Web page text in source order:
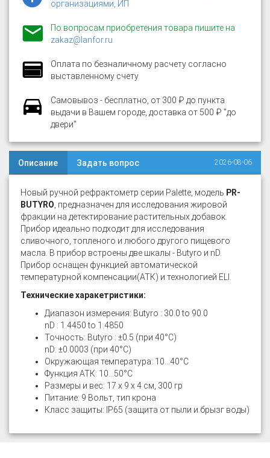
организациями, ИП
По вопросам приобретения товара пишите на
zakaz@lanfor.ru
Оплата по безналичному расчету согласно
выставленному счету
Самовывоз - бесплатно, от 300 ₽ до пункта
выдачи в Вашем городе, доставка от 500 ₽ "до
двери"
Описание Задать вопрос 2026-08-06
Новый ручной рефрактометр серии Palette, модель PR-
BUTYRO , предназначен для исследования жировой
фракции на детектирование растительных добавок.
Прибор идеально подходит для исследования
сливочного, топленого и любого другого пищевого
масла. В прибор встроены две шкалы - Butyro и nD.
Прибор оснащен функцией автоматической
температурной компенсации(АТК) и технологией ELI.
Технические харакетристики:
Диапазон измерения: Butyro : 30.0 to 90.0
nD : 1.4450 to 1.4850
Точность: Butyro : ±0.5 (при 40°C)
nD: ±0.0003 (при 40°C)
Окружающая температура: 10...40°C
Функция АТК: 10...50°C
Размеры и вес: 17 х 9 х 4 см, 300 гр
Питание: 9 Вольт, тип крона
Класс защиты: IP65 (защита от пыли и брызг воды)